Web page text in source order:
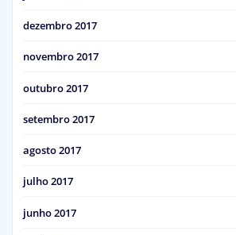
dezembro 2017
novembro 2017
outubro 2017
setembro 2017
agosto 2017
julho 2017
junho 2017